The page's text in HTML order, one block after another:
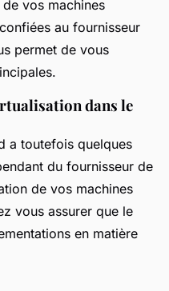
vos machines
au fournisseur
permet de vous
dans le
a toutefois quelques
du fournisseur de
de vos machines
vous assurer que le
en matière